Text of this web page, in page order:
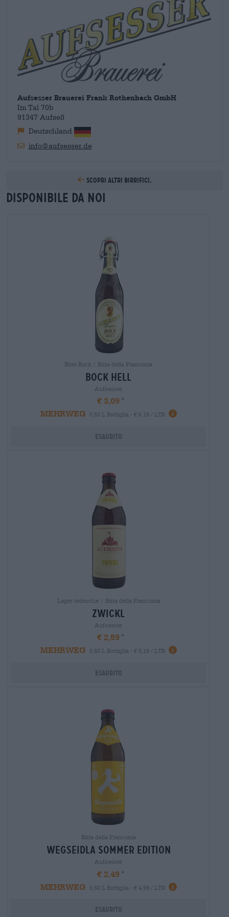
prestigiosi. Le birre della Franconia deliziano i buongustai
vicini e lontani e possono essere gustate anche con la
coscienza pulita. La famiglia Rothenbach apprezza non solo il
gusto eccezionale, ma anche la tutela dell'ambiente e la
conservazione della propria patria della Franconia. Il birrificio
si impegna costantemente a migliorare la propria impronta di
carbonio e ottiene l'elettricità sia dal proprio sistema
fotovoltaico che da altre fonti di energia rinnovabile.
Aufsesser Brauerei Frank Rothenbach GmbH
Im Tal 70b
91347 Aufseß
Deutschland
info@aufsesser.de
Scopri altri birrifici.
Disponibile da noi
Birre Bock | Birra della Franconia
bock hell
Aufsesser
€ 3,09
MEHRWEG
0,50 L Bottiglia - € 6,18 / LTR
Esaurito
Lager tedesche | Birra della Franconia
zwickl
Aufsesser
€ 2,59
MEHRWEG
0,50 L Bottiglia - € 5,18 / LTR
Esaurito
Birra della Franconia
wegseidla sommer edition
Aufsesser
€ 2,49
MEHRWEG
0,50 L Bottiglia - € 4,98 / LTR
Esaurito